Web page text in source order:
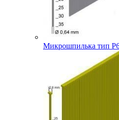
Микрошпилька тип